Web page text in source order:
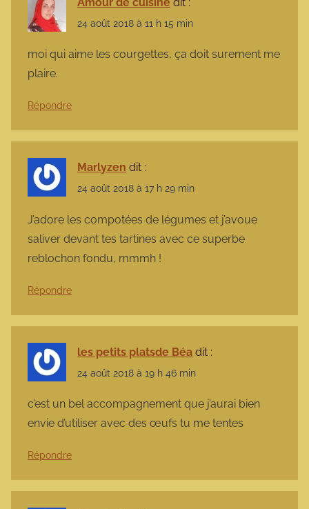
24 août 2018 à 11 h 15 min
moi qui aime les courgettes, ça doit surement me
plaire.
Répondre
Marlyzen dit :
24 août 2018 à 17 h 29 min
J’adore les compotées de légumes et j’avoue
saliver devant tes tartines avec ce superbe
reblochon fondu, mmmh !
Répondre
les petits platsde Béa dit :
24 août 2018 à 19 h 46 min
c’est un bel accompagnement que j’aurai bien
envie d’utiliser avec des œufs tu me tentes
Répondre